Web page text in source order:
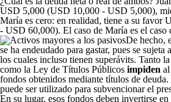
USD 5,000 (USD 10,000 - USD 5,000),
María es cero: en realidad, tiene a su favor
- USD 60,000). El caso de María es el caso
De hecho,
se ha endeudado para gastar, pues se sujeta
los cuales incluso tienen superávits. Tanto
como la Ley de Títulos Públicos impiden
fondos obtenidos mediante títulos de
puede ser utilizado para subvencionar el
En su lugar, esos fondos deben invertirse